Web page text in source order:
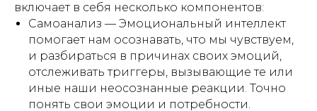
включает в себя несколько компонентов:
Самоанализ — Эмоциональный интеллект
помогает нам осознавать, что мы чувствуем,
и разбираться в причинах своих эмоций,
отслеживать триггеры, вызывающие те или
иные наши неосознанные реакции. Точно
понять свои эмоции и потребности.